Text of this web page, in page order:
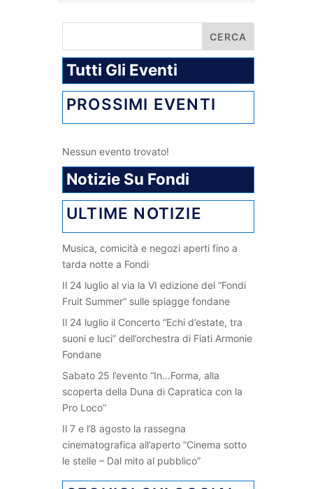
Tutti Gli Eventi
PROSSIMI EVENTI
Nessun evento trovato!
Notizie Su Fondi
ULTIME NOTIZIE
Musica, comicità e negozi aperti fino a
tarda notte a Fondi
Il 24 luglio al via la VI edizione del “Fondi
Fruit Summer” sulle spiagge fondane
Il 24 luglio il Concerto “Echi d’estate, tra
suoni e luci” dell’orchestra di Fiati Armonie
Fondane
Sabato 25 l’evento “In…Forma, alla
scoperta della Duna di Capratica con la
Pro Loco”
Il 7 e l’8 agosto la rassegna
cinematografica all’aperto “Cinema sotto
le stelle – Dal mito al pubblico”